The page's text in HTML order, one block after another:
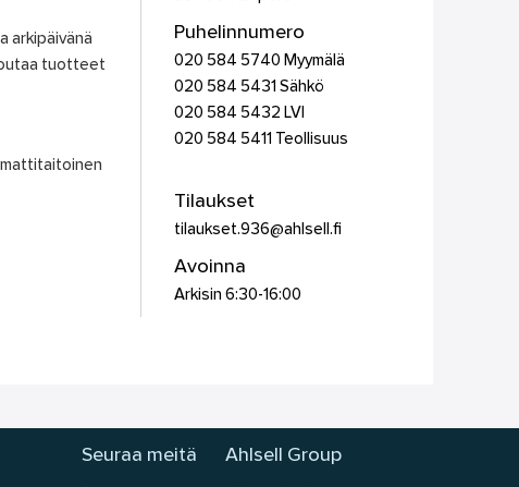
Puhelinnumero
020 584 5740 Myymälä
020 584 5431 Sähkö
020 584 5432 LVI
020 584 5411 Teollisuus
Tilaukset
tilaukset.936@ahlsell.fi
Avoinna
Arkisin 6:30-16:00
arkipäivänä
tuotteet
Seuraa meitä Ahlsell Group